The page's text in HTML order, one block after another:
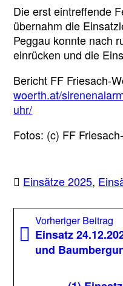
Die erst eintreffende
übernahm die
Peggau konnte nach
einrücken und die
Bericht FF Friesach-
woerth.at/
uhr/
Fotos: (c) FF
Einsätze 2025,
Vorheriger Beitrag
Einsatz
und